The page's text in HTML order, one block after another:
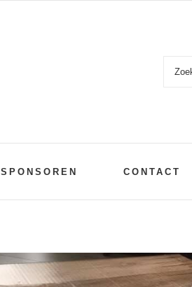
Zoeken
SPONSOREN CONTACT